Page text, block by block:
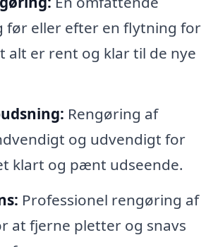
før eller efter en flytning for
alt er rent og klar til de nye
Rengøring af
og udvendigt for
klart og pænt udseende.
Professionel rengøring af
at fjerne pletter og snavs